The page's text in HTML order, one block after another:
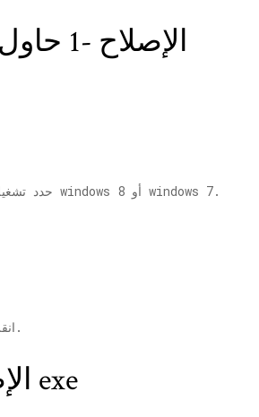
الإصلاح -1 حاول تشغيل البرنامج في وضع التوافق
3. حدد تشغيل هذا البرنامج في وضع التوافق وحدد إصدارًا سابقًا من النوافذ مثل windows 8 أو windows 7.
4. انقر فوق 'تطبيق' و 'موافق' وقم بتشغيل البرنامج في وضع التوافق.
الإصلاح -2 تغيير بيانات القيمة لسجل exe